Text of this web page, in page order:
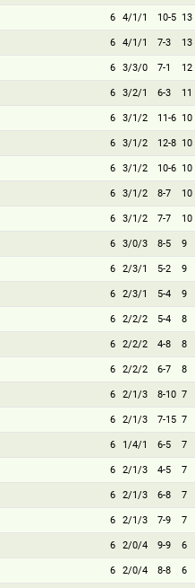
6 4/1/1 10-5 13
6 4/1/1 7-3 13
6 3/3/0 7-1 12
6 3/2/1 6-3 11
6 3/1/2 11-6 10
6 3/1/2 12-8 10
6 3/1/2 10-6 10
6 3/1/2 8-7 10
6 3/1/2 7-7 10
6 3/0/3 8-5 9
6 2/3/1 5-2 9
6 2/3/1 5-4 9
6 2/2/2 5-4 8
6 2/2/2 4-8 8
6 2/2/2 6-7 8
6 2/1/3 8-10 7
6 2/1/3 7-15 7
6 1/4/1 6-5 7
6 2/1/3 4-5 7
6 2/1/3 6-8 7
6 2/1/3 7-9 7
6 2/0/4 9-9 6
6 2/0/4 8-8 6